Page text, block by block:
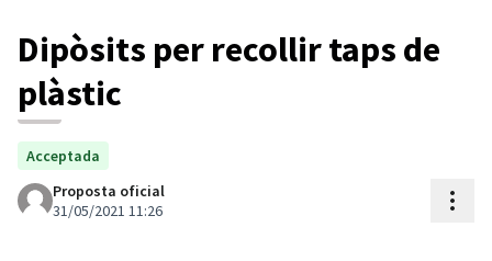
Dipòsits per recollir taps de
plàstic
Acceptada
Proposta oficial
31/05/2021 11:26